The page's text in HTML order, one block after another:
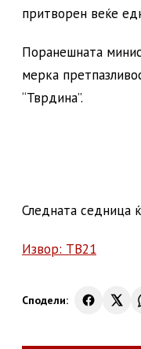
притворен веќе
Поранешната
мерка
“Тврдина”.
Следната седница
Извор: ТВ21
Сподели: